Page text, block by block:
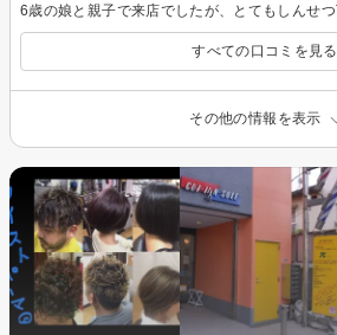
すべての口コミを見る
その他の情報を表示